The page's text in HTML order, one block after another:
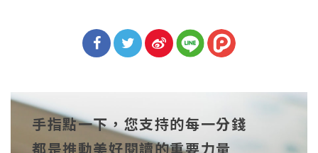
cebo witt
博
手指點一下，您支持的每一分錢